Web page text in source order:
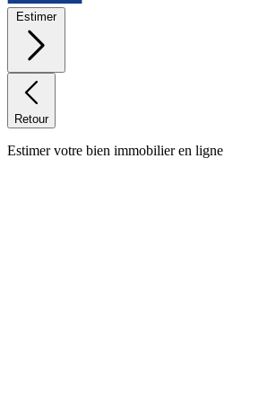
Estimer
Retour
Estimer votre bien immobilier en ligne